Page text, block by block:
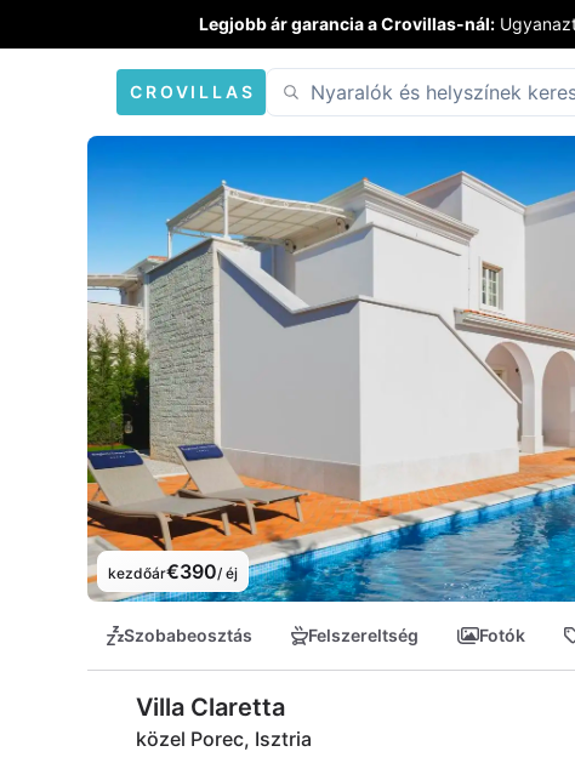
Legjobb ár garancia a Crovillas-nál:
CROVILLAS
kezdőár€390/ éj
Szobabeosztás Felszereltség Fotók
Villa Claretta
közel Porec, Isztria